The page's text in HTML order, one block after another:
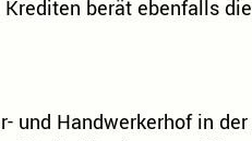
berät ebenfalls
und Handwerkerhof in der